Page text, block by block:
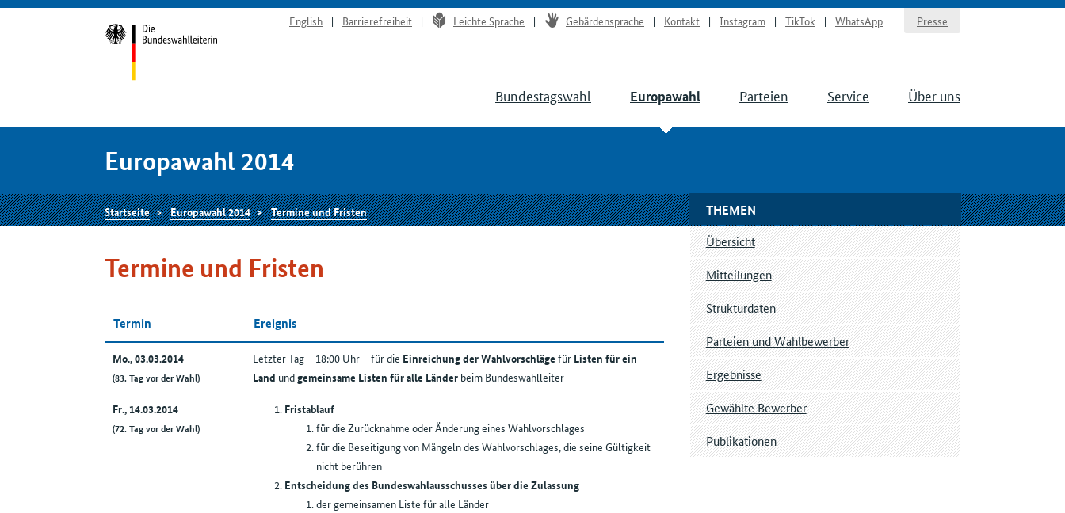
English Barrierefreiheit Leichte Sprache Gebärdensprache Kontakt Instagram TikTok WhatsApp Presse
Bundestagswahl Europawahl Parteien Service Über uns
Europawahl 2014
Startseite Europawahl 2014 Termine und Fristen
Termine und Fristen
Termin Ereignis
Mo., 03.03.2014
(83. Tag vor der Wahl)
Letzter Tag – 18:00 Uhr – für die Einreichung der Wahlvorschläge für Listen für ein
Land undgemeinsame Listen für alle Länderbeim Bundeswahlleiter
Fr., 14.03.2014
(72. Tag vor der Wahl)
Fristablauf
für die Zurücknahme oder Änderung eines Wahlvorschlages
für die Beseitigung von Mängeln des Wahlvorschlages, die seine Gültigkeit
nicht berühren
Entscheidung des Bundeswahlausschusses über die Zulassung
der gemeinsamen Liste für alle Länder
THEMEN
Übersicht
Mitteilungen
Strukturdaten
Parteien und Wahlbewerber
Ergebnisse
Gewählte Bewerber
Publikationen